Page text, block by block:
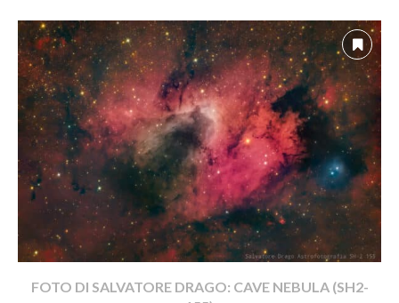
FOTO DI SALVATORE DRAGO: CAVE NEBULA (SH2-